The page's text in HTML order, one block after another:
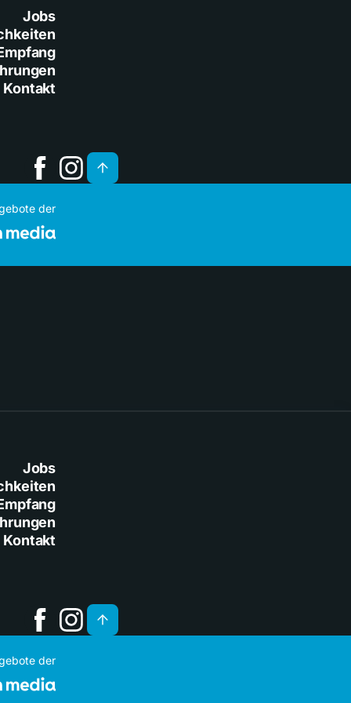
Jobs
Kontakt
der
Jobs
Kontakt
der